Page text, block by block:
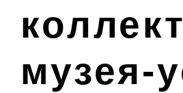
музея-